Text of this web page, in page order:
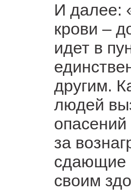
И далее:
крови –
идет в
другим.
людей
за
сдающие
своим